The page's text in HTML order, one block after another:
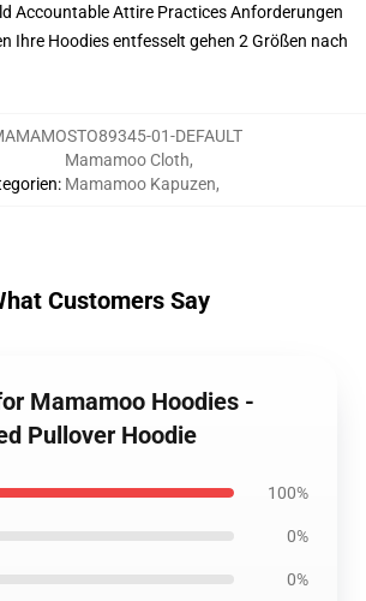
Accountable Attire Practices Anforderungen
Ihre Hoodies entfesselt gehen 2 Größen nach
01-DEFAULT
:
Mamamoo Cloth,
Mamamoo Kapuzen,
Customers Say
Mamamoo Hoodies -
Pullover Hoodie
100%
0%
0%